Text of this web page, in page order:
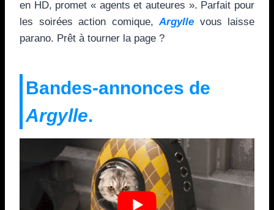
en HD, promet « agents et auteures ». Parfait pour
les soirées action comique,Argylle vous laisse
parano. Prêt à tourner la page ?
Bandes-annonces de
Argylle.